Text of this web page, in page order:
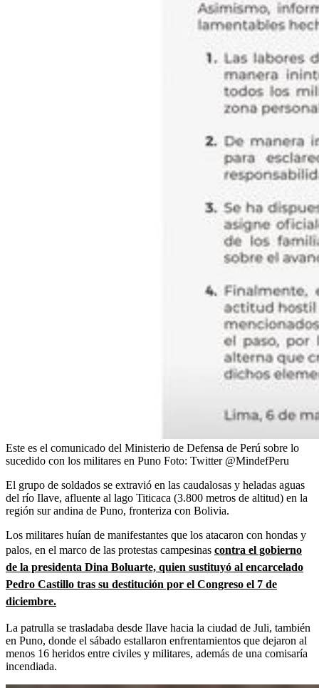
Este es el comunicado del Ministerio de Defensa de Perú sobre lo
sucedido con los militares en Puno Foto: Twitter @MindefPeru
El grupo de soldados se extravió en las caudalosas y heladas aguas
del río Ilave, afluente al lago Titicaca (3.800 metros de altitud) en la
región sur andina de Puno, fronteriza con Bolivia.
Los militares huían de manifestantes que los atacaron con hondas y
palos, en el marco de las protestas campesinas contra el gobierno
de la presidenta Dina Boluarte, quien sustituyó al encarcelado
Pedro Castillo tras su destitución por el Congreso el 7 de
diciembre.
La patrulla se trasladaba desde Ilave hacia la ciudad de Juli, también
en Puno, donde el sábado estallaron enfrentamientos que dejaron al
menos 16 heridos entre civiles y militares, además de una comisaría
incendiada.